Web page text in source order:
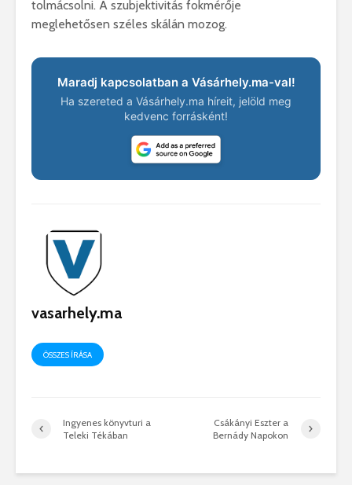
tolmácsolni. A szubjektivitás fokmérője
meglehetősen széles skálán mozog.
Maradj kapcsolatban a Vásárhely.ma-val!
Ha szereted a Vásárhely.ma híreit, jelöld meg
kedvenc forrásként!
vasarhely.ma
ÖSSZES ÍRÁSA
Ingyenes könyvturi a
Teleki Tékában
Csákányi Eszter a
Bernády Napokon